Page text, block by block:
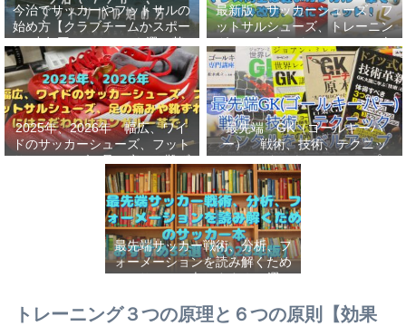
今治でサッカーやフットサルの
始め方【クラブチームかスポー
ツ少年団かスクールを選ぶ基
準】小学生、幼児（年長・年
中）、サッカー
最新版 サッカーシューズ、フ
ットサルシューズ、トレーニン
グシューズのパフォーマンス向
上は軽いカンガルー革で！痛み
改善、足にフィット！
2025年、2026年 幅広、ワイ
ドのサッカーシューズ、フット
サルシューズ、足の痛みや靴ず
れにはこだわりはカンガルー革
で！
最先端 GK（ゴールキーパ
ー） 戦術、技術、テクニッ
ク、メンタルをレベルアップし
世界基準へ 練習メニューなど
選手、指導者おすすめ本 11
選
最先端サッカー戦術、分析、フ
ォーメーションを読み解くため
のサッカー本おすすめ32選
トレーニング３つの原理と６つの原則【効果